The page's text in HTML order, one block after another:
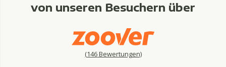
von unseren Besuchern über
(146Bewertungen)